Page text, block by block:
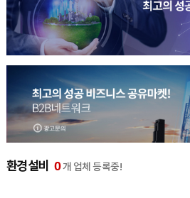
환경 설비 0개 업체 등록중!